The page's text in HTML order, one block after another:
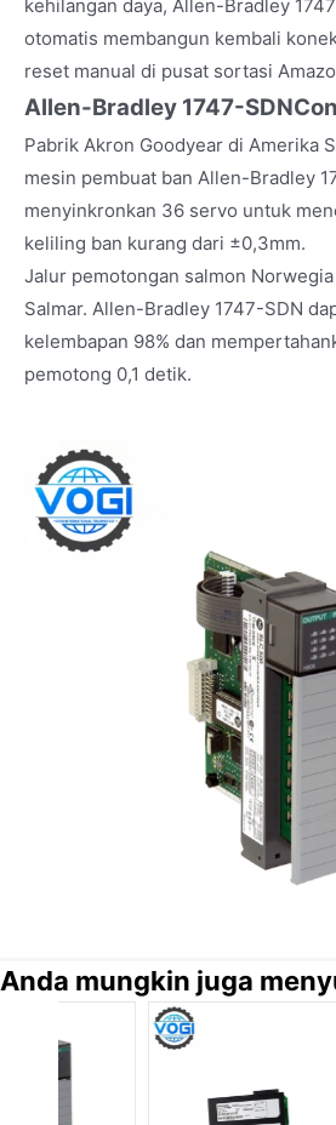
kehilangan daya, Allen-Bradley
otomatis membangun kembali
reset manual di pusat sortasi
Allen-Bradley 1747-SDN
Pabrik Akron Goodyear di Amerika
mesin pembuat ban Allen-Bradley
menyinkronkan 36 servo untuk
keliling ban kurang dari ±0,3mm.
Jalur pemotongan salmon
Salmar. Allen-Bradley 1747-SDN
kelembapan 98% dan
pemotong 0,1 detik.
Anda mungkin juga